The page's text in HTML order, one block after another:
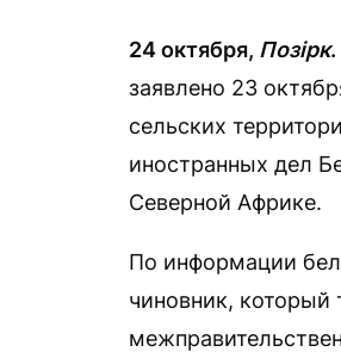
24 октября, Позірк.
заявлено 23
сельских
иностранных дел
Северной Африке.
По информации
чиновник, который